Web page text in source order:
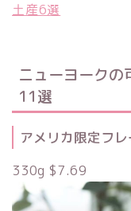
土産6選
ニューヨーク
11選
アメリカ限定フ
330g $7.69